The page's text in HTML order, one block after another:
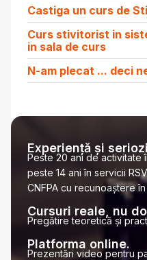
Castiga un curs de
Curs stivitorist in
in sala de curs
N-am plecat ... deci
Experiență și
Peste 20 ani de activitate
peste 14 ani în servicii
CNFPA cu recunoaștere în
Cursuri reale, nu
Pregătire teoretică și
Platforma online.
Prezentări video pentru